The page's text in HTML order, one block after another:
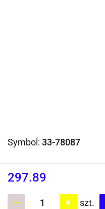
Symbol: 33-78087
297.89
szt.